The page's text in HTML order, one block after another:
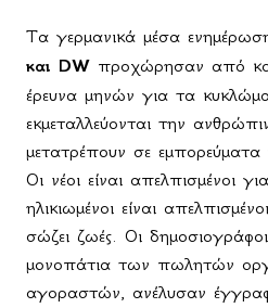
Τα γερμανικά μέσα
και DW προχώρησαν από
έρευνα μηνών για τα
εκμεταλλεύονται την
μετατρέπουν σε
Οι νέοι είναι απελπισμένοι
ηλικιωμένοι είναι
σώζει ζωές. Οι
μονοπάτια των πωλητών
αγοραστών, ανέλυσαν